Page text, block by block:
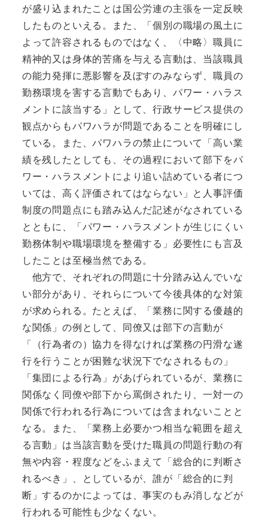
が盛り込まれたことは国公労連の主張を一定反映
したものといえる。また、「個別の職場の風土に
よって許容されるものではなく、〈中略〉職員に
精神的又は身体的苦痛を与える言動は、当該職員
の能力発揮に悪影響を及ぼすのみならず、職員の
勤務環境を害する言動でもあり、パワー・ハラス
メントに該当する」として、行政サービス提供の
観点からもパワハラが問題であることを明確にし
ている。また、パワハラの禁止について「高い業
績を残したとしても、その過程において部下をパ
ワー・ハラスメントにより追い詰めている者につ
いては、高く評価されてはならない」と人事評価
制度の問題点にも踏み込んだ記述がなされている
とともに、「パワー・ハラスメントが生じにくい
勤務体制や職場環境を整備する」必要性にも言及
したことは至極当然である。
他方で、それぞれの問題に十分踏み込んでいな
い部分があり、それらについて今後具体的な対策
が求められる。たとえば、「業務に関する優越的
な関係」の例として、同僚又は部下の言動が
「（行為者の）協力を得なければ業務の円滑な遂
行を行うことが困難な状況下でなされるもの」
「集団による行為」があげられているが、業務に
関係なく同僚や部下から罵倒されたり、一対一の
関係で行われる行為については含まれないことと
なる。また、「業務上必要かつ相当な範囲を超え
る言動」は当該言動を受けた職員の問題行動の有
無や内容・程度などをふまえて「総合的に判断さ
れるべき」、としているが、誰が「総合的に判
断」するのかによっては、事実のもみ消しなどが
行われる可能性も少なくない。